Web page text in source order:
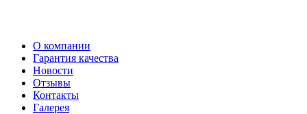
О компании
Гарантия качества
Новости
Отзывы
Контакты
Галерея